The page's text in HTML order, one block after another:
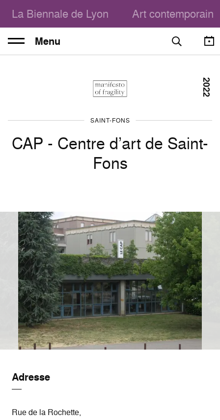
La Biennale de Lyon Art contemporain
Menu
SAINT-FONS
CAP - Centre d’art de Saint-
Fons
2022
Adresse
Rue de la Rochette,